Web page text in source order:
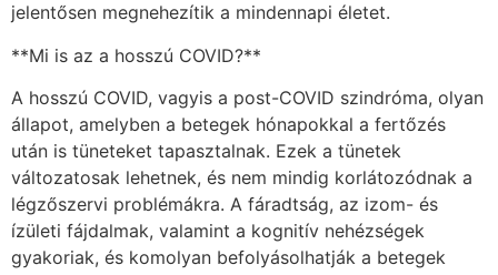
jelentősen megnehezítik a mindennapi életet.
**Mi is az a hosszú COVID?**
A hosszú COVID, vagyis a post-COVID szindróma, olyan
állapot, amelyben a betegek hónapokkal a fertőzés
után is tüneteket tapasztalnak. Ezek a tünetek
változatosak lehetnek, és nem mindig korlátozódnak a
légzőszervi problémákra. A fáradtság, az izom- és
ízületi fájdalmak, valamint a kognitív nehézségek
gyakoriak, és komolyan befolyásolhatják a betegek